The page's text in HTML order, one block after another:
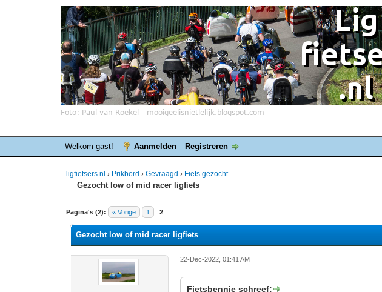
Welkom gast! Aanmelden Registreren
ligfietsers.nl › Prikbord ›Gevraagd › Fiets gezocht
Gezocht low of mid racer ligfiets
Pagina's (2): « Vorige 1 2
0 stemmen - gemiddelde waardering is 0
1
2
3
4
5
Gezocht low of mid racer ligfiets
22-Dec-2022, 01:41 AM
Fietsbennie schreef: